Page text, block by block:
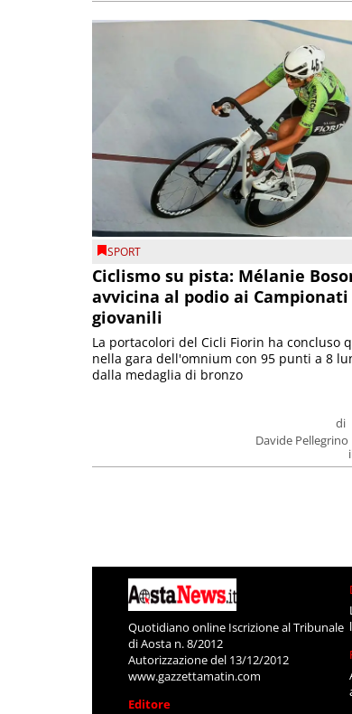
SPORT
Ciclismo su pista: Mélanie
avvicina al podio ai
giovanili
di
Davide Pellegrino
La portacolori del Cicli Fiorin ha concluso
nella gara dell'omnium con 95 punti a 8
dalla medaglia di bronzo
Quotidiano online Iscrizione al Tribunale
di Aosta n. 8/2012
Autorizzazione del 13/12/2012
www.gazzettamatin.com
Editore